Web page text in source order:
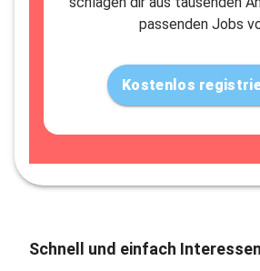
passenden Jobs
Kostenlos
Schnell und einfach